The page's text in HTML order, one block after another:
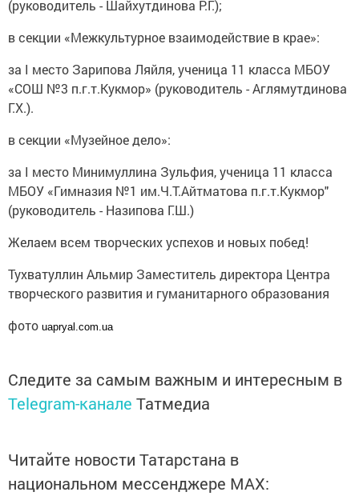
(руководитель - Шайхутдинова Р.Г.);
в секции «Межкультурное взаимодействие в крае»:
за I место Зарипова Ляйля, ученица 11 класса МБОУ
«СОШ №3 п.г.т.Кукмор» (руководитель - Аглямутдинова
Г.Х.).
в секции «Музейное дело»:
за I место Минимуллина Зульфия, ученица 11 класса
МБОУ «Гимназия №1 им.Ч.Т.Айтматова п.г.т.Кукмор"
(руководитель - Назипова Г.Ш.)
Желаем всем творческих успехов и новых побед!
Тухватуллин Альмир Заместитель директора Центра
творческого развития и гуманитарного образования
фото uapryal.com.ua
Следите за самым важным и интересным в
Telegram-канале Татмедиа
Читайте новости Татарстана в
национальном мессенджере MАХ: